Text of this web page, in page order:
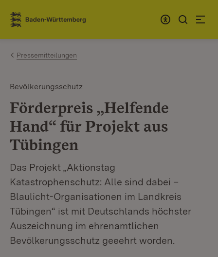
Zum Inhalt springen
Link zur Startseite
Pressemitteilungen
Bevölkerungsschutz
Förderpreis „Helfende
Hand“ für Projekt aus
Tübingen
Das Projekt „Aktionstag
Katastrophenschutz: Alle sind dabei –
Blaulicht-Organisationen im Landkreis
Tübingen“ ist mit Deutschlands höchster
Auszeichnung im ehrenamtlichen
Bevölkerungsschutz geeehrt worden.